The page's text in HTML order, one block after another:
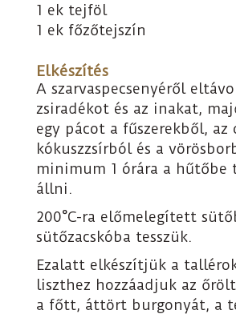
1 ek tejföl
1 ek főzőtejszín
Elkészítés
A szarvaspecsenyéről
zsiradékot és az inakat,
egy pácot a fűszerekből,
kókuszzsírból és a
minimum 1 órára a hűtőbe
állni.
200°C-ra előmelegített
sütőzacskóba tesszük.
Ezalatt elkészítjük a
liszthez hozzáadjuk az
a főtt, áttört burgonyát, a